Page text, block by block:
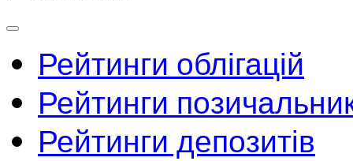
Рейтинги облігацій
Рейтинги
Рейтинги депозитів